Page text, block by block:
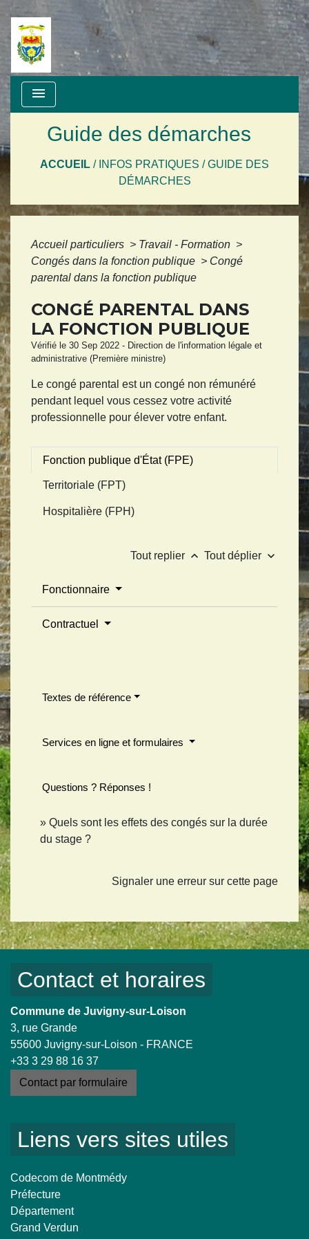
menu
Guide des démarches
ACCUEIL / INFOS PRATIQUES /GUIDE DES
DÉMARCHES
Accueil particuliers > Travail - Formation >
Congés dans la fonction publique > Congé
parental dans la fonction publique
CONGÉ PARENTAL DANS
LA FONCTION PUBLIQUE
Vérifié le 30 Sep 2022 - Direction de l'information légale et
administrative (Première ministre)
Le congé parental est un congé non rémunéré
pendant lequel vous cessez votre activité
professionnelle pour élever votre enfant.
Fonction publique d'État (FPE)
Territoriale (FPT)
Hospitalière (FPH)
Tout replier keyboard_arrow_up Tout déplier keyboard_arrow_down
Fonctionnaire
Contractuel
Textes de référence
Services en ligne et formulaires
Questions ? Réponses !
Quels sont les effets des congés sur la durée
du stage ?
Signaler une erreur sur cette page
Contact et horaires
Commune de Juvigny-sur-Loison
3, rue Grande
55600 Juvigny-sur-Loison - FRANCE
+33 3 29 88 16 37
Contact par formulaire
Liens vers sites utiles
Codecom de Montmédy
Préfecture
Département
Grand Verdun